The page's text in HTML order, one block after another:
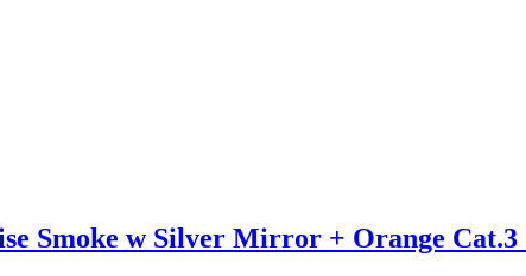
Smoke w Silver Mirror + Orange Cat.3